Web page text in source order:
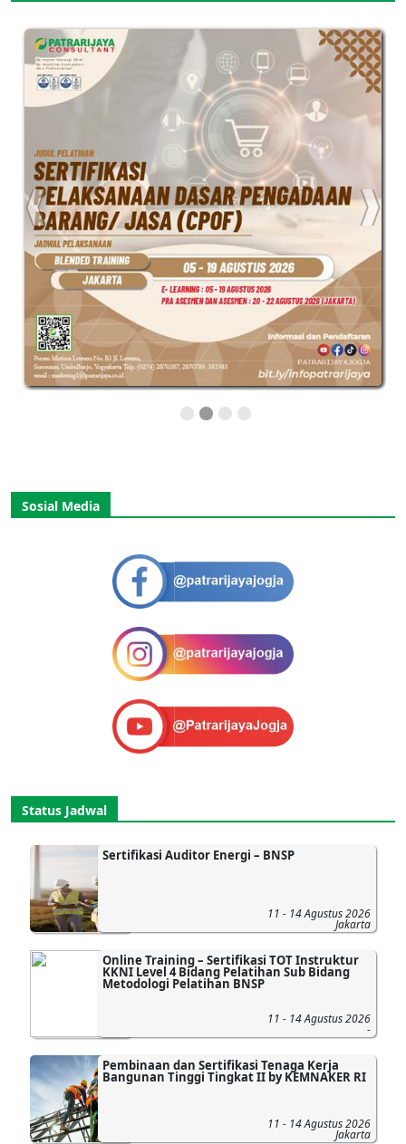
Sosial Media
Status Jadwal
Sertifikasi Auditor Energi – BNSP
11 - 14 Agustus 2026
Jakarta
Online Training – Sertifikasi TOT Instruktur
KKNI Level 4 Bidang Pelatihan Sub Bidang
Metodologi Pelatihan BNSP
11 - 14 Agustus 2026
-
Pembinaan dan Sertifikasi Tenaga Kerja
Bangunan Tinggi Tingkat II by KEMNAKER RI
11 - 14 Agustus 2026
Jakarta